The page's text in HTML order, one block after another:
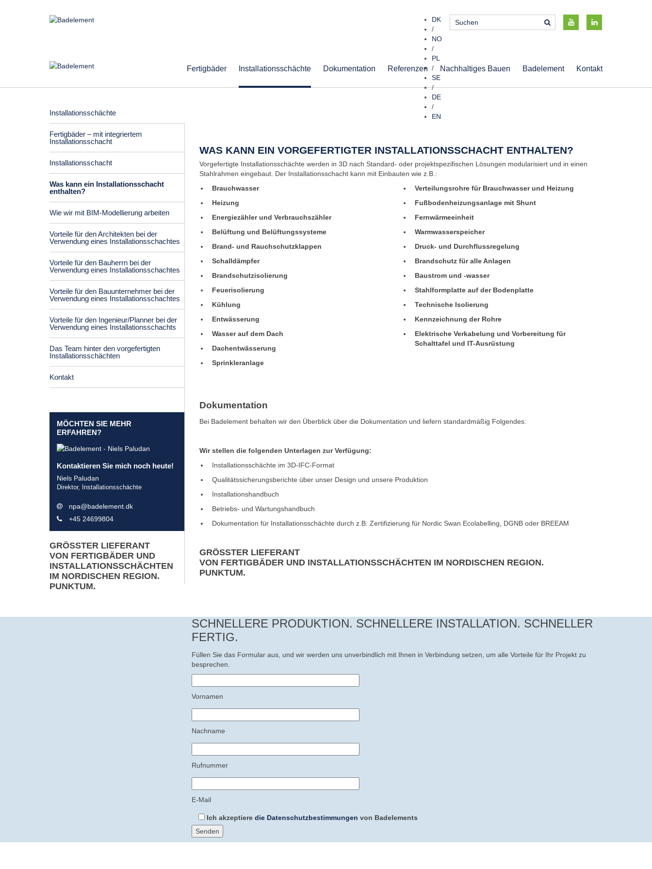
DK
/
NO
/
PL
/
SE
/
DE
/
EN
Fertigbäder Installationsschächte Dokumentation Referenzen Nachhaltiges Bauen Badelement Kontakt
Installationsschächte
Fertigbäder – mit integriertem
Installationsschacht
Installationsschacht
Was kann ein Installationsschacht
enthalten?
Wie wir mit BIM-Modellierung arbeiten
Vorteile für den Architekten bei der
Verwendung eines Installationsschachtes
Vorteile für den Bauherrn bei der
Verwendung eines Installationsschachtes
Vorteile für den Bauunternehmer bei der
Verwendung eines Installationsschachtes
Vorteile für den Ingenieur/Planner bei der
Verwendung eines Installationsschachts
Das Team hinter den vorgefertigten
Installationsschächten
Kontakt
MÖCHTEN SIE MEHR
ERFAHREN?
Kontaktieren Sie mich noch heute!
Niels Paludan
Direktor, Installationsschächte
npa@badelement.dk
+45 24699804
GRÖSSTER LIEFERANT
VON FERTIGBÄDER UND
INSTALLATIONSSCHÄCHTEN
IM NORDISCHEN REGION.
PUNKTUM.
WAS KANN EIN VORGEFERTIGTER INSTALLATIONSSCHACHT ENTHALTEN?
Vorgefertigte Installationsschächte werden in 3D nach Standard- oder projektspezifischen Lösungen modularisiert und in einen
Stahlrahmen eingebaut. Der Installationsschacht kann mit Einbauten wie z.B.:
Brauchwasser
Heizung
Energiezähler und Verbrauchszähler
Belüftung und Belüftungssysteme
Brand- und Rauchschutzklappen
Schalldämpfer
Brandschutzisolierung
Feuerisolierung
Kühlung
Entwässerung
Wasser auf dem Dach
Dachentwässerung
Sprinkleranlage
Verteilungsrohre für Brauchwasser und Heizung
Fußbodenheizungsanlage mit Shunt
Fernwärmeeinheit
Warmwasserspeicher
Druck- und Durchflussregelung
Brandschutz für alle Anlagen
Baustrom und -wasser
Stahlformplatte auf der Bodenplatte
Technische Isolierung
Kennzeichnung der Rohre
Elektrische Verkabelung und Vorbereitung für
Schalttafel und IT-Ausrüstung
Dokumentation
Bei Badelement behalten wir den Überblick über die Dokumentation und liefern standardmäßig Folgendes:
Wir stellen die folgenden Unterlagen zur Verfügung:
Installationsschächte im 3D-IFC-Format
Qualitätssicherungsberichte über unser Design und unsere Produktion
Installationshandbuch
Betriebs- und Wartungshandbuch
Dokumentation für Installationsschächte durch z.B. Zertifizierung für Nordic Swan Ecolabelling, DGNB oder BREEAM
GRÖSSTER LIEFERANT
VON FERTIGBÄDER UND INSTALLATIONSSCHÄCHTEN IM NORDISCHEN REGION.
PUNKTUM.
SCHNELLERE PRODUKTION. SCHNELLERE INSTALLATION. SCHNELLER
FERTIG.
Füllen Sie das Formular aus, und wir werden uns unverbindlich mit Ihnen in Verbindung setzen, um alle Vorteile für Ihr Projekt zu
besprechen.
Vornamen
Nachname
Rufnummer
E-Mail
Ich akzeptiere die Datenschutzbestimmungen von Badelements